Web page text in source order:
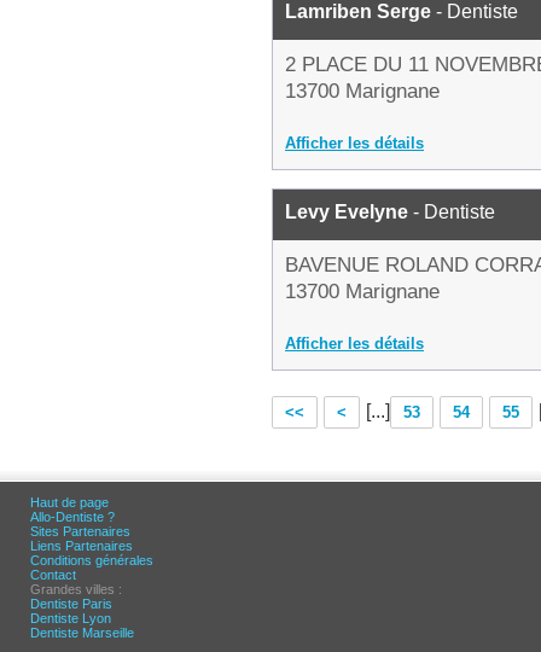
Lamriben Serge - Dentiste
2 PLACE DU 11
13700 Marignane
Afficher les détails
Levy Evelyne - Dentiste
BAVENUE ROLAND
13700 Marignane
Afficher les détails
<< < [...] 53 54 55
Haut de page
Allo-Dentiste ?
Sites Partenaires
Liens Partenaires
Conditions générales
Contact
Grandes villes :
Dentiste Paris
Dentiste Lyon
Dentiste Marseille